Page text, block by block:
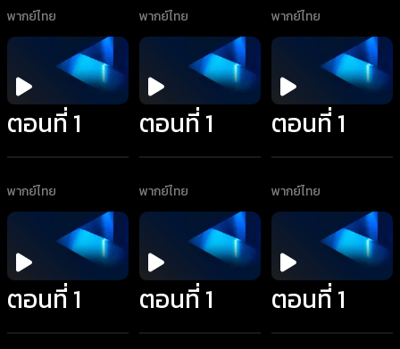
พากย์ไทย พากย์ไทย พากย์ไทย
ตอนที่ 1
พากย์ไทย
ตอนที่ 1
พากย์ไทย
ตอนที่ 1
พากย์ไทย
ตอนที่ 1 ตอนที่ 1 ตอนที่ 1